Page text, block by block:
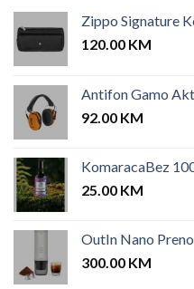
Zippo Signature
120.00 KM
Antifon Gamo
92.00 KM
KomaracaBez
25.00 KM
OutIn Nano
300.00 KM